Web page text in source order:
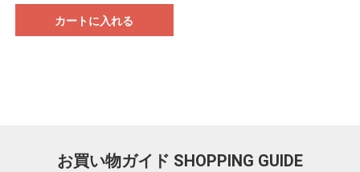
カートに入れる
お買い物ガイド SHOPPING GUIDE